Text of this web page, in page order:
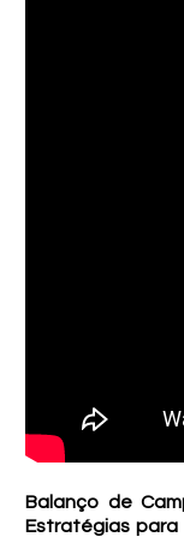
Balanço de
Estratégias para